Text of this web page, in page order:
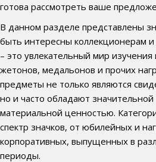
готова рассмотреть ваше
В данном разделе представлены
быть интересны коллекционерам
– это увлекательный мир изучения
жетонов, медальонов и прочих
предметы не только являются
но и часто обладают
материальной ценностью.
спектр значков, от юбилейных и
корпоративных, выпущенных в
периоды.